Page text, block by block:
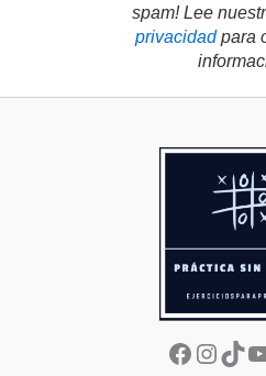
spam! Lee
privacidadpara